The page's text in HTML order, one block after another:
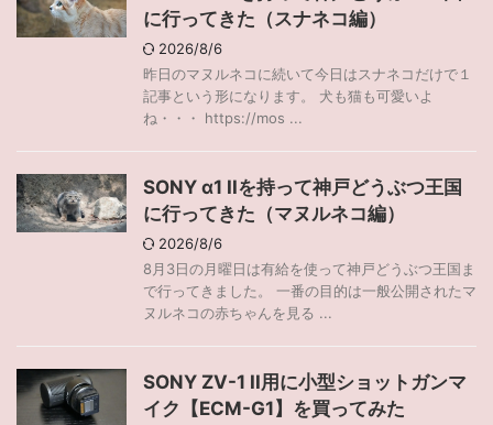
に行ってきた（スナネコ編）
2026/8/6
昨日のマヌルネコに続いて今日はスナネコだけで１
記事という形になります。 犬も猫も可愛いよ
ね・・・ https://mos ...
SONY α1 IIを持って神戸どうぶつ王国
に行ってきた（マヌルネコ編）
2026/8/6
8月3日の月曜日は有給を使って神戸どうぶつ王国ま
で行ってきました。 一番の目的は一般公開されたマ
ヌルネコの赤ちゃんを見る ...
SONY ZV-1 II用に小型ショットガンマ
イク【ECM-G1】を買ってみた